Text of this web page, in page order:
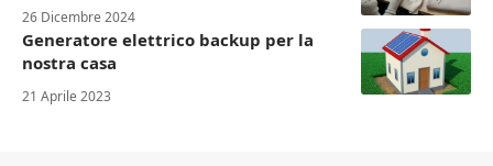
26 Dicembre 2024
Generatore elettrico backup per la
nostra casa
21 Aprile 2023